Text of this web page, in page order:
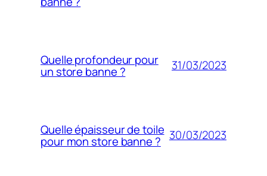
Quelle profondeur pour
un store banne ? 31/03/2023
Quelle épaisseur de toile
pour mon store banne ? 30/03/2023